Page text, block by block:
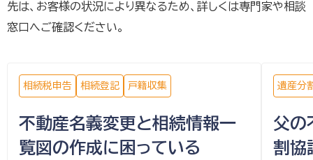
先は、お客様の状況により異なるため、詳しくは専門家や相談
窓口へご確認ください。
相続税申告 相続登記 戸籍収集
不動産名義変更と相続情報一
覧図の作成に困っている
遺産分
父の
割協